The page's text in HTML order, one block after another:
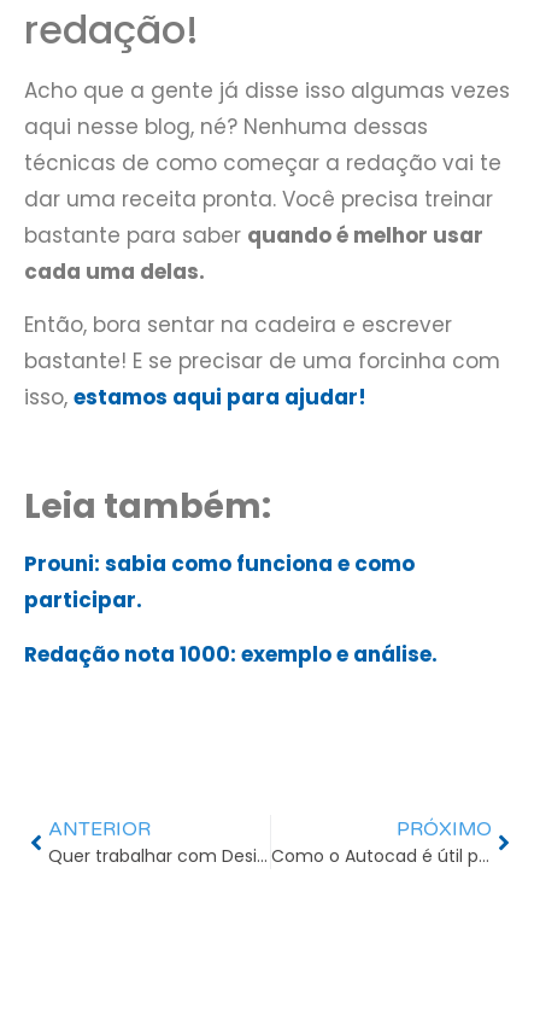
redação!
Acho que a gente já disse isso algumas vezes
aqui nesse blog, né? Nenhuma dessas
técnicas de como começar a redação vai te
dar uma receita pronta. Você precisa treinar
bastante para saber quando é melhor usar
cada uma delas.
Então, bora sentar na cadeira e escrever
bastante! E se precisar de uma forcinha com
isso, estamos aqui para ajudar!
Leia também:
Prouni: sabia como funciona e como
participar.
Redação nota 1000: exemplo e análise.
ANTERIOR
Quer trabalhar com Design? Áreas de atuação, salário e expertises.
PRÓXIMO
Como o Autocad é útil para diferentes profissões?